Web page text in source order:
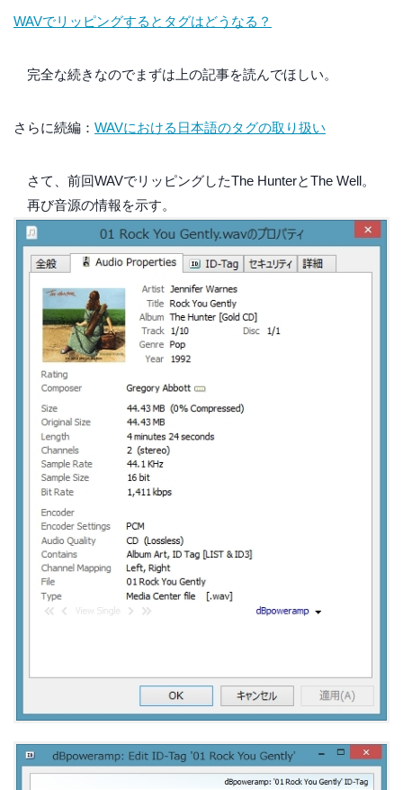
WAVでリッピングするとタグはどうなる？
完全な続きなのでまずは上の記事を読んでほしい。
さらに続編： WAVにおける日本語のタグの取り扱い
さて、前回WAVでリッピングしたThe HunterとThe Well。
再び音源の情報を示す。